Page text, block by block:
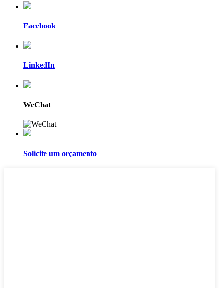
Facebook
LinkedIn
WeChat
Solicite um orçamento